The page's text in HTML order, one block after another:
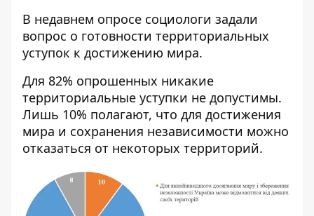
В недавнем опросе социологи задали
вопрос о готовности территориальных
уступок к достижению мира.
Для 82% опрошенных никакие
территориальные уступки не допустимы.
Лишь 10% полагают, что для достижения
мира и сохранения независимости можно
отказаться от некоторых территорий.